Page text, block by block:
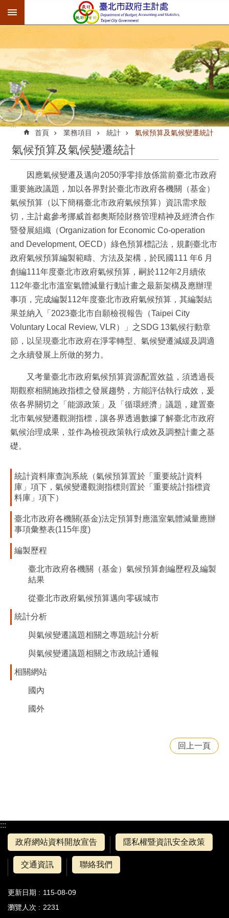
跳到主要內容區塊
:::
首頁 業務項目 統計 氣候預算及氣候變遷統計
氣候預算及氣候變遷統計
因應氣候變遷及邁向2050淨零排放係當前臺北市政府
重要施政議題，加以各界對於臺北市政府各機關（基金）
氣候預算（以下簡稱臺北市政府氣候預算）資訊需求殷
切，主計處參考挪威首都奧斯陸財務管理精神及經濟合作
暨發展組織（Organization for Economic Co-operation
and Development, OECD）綠色預算標記法，規劃臺北市
政府氣候預算編製範疇、方法及架構，於民國111 年6 月
創編111年度臺北市政府氣候預算，嗣於112年2月續依
112年臺北市溫室氣體減量行動計畫之最新架構及應辦理
事項，完成編製112年度臺北市政府氣候預算，其編製結
果並納入「2023臺北市自願檢視報告（Taipei City
Voluntary Local Review, VLR）」之SDG 13氣候行動章
節，以呈現臺北市政府在淨零轉型、氣候變遷減緩及調適
之永續發展上所做的努力。
又考量臺北市政府氣候預算資源配置效益，須透過長
期觀察相關施政指標之發展趨勢，方能評估執行成效，爰
依各界關切之「能源政策」及「循環經濟」議題，建置臺
北市氣候變遷觀測指標，讓各界透過數據了解臺北市政府
氣候治理成果，並作為檢視政策執行成效及調整計畫之基
礎。
統計資料庫查詢系統（氣候預算置於「重要統計資料
庫」項下，氣候變遷觀測指標則置於「重要統計指標資
料庫」項下）
臺北市政府各機關(基金)法定預算對應溫室氣體減量應辦
事項彙整表(115年度)
編製歷程
臺北市政府各機關（基金）氣候預算創編歷程及編製
結果
從臺北市政府氣候預算邁向零碳城市
統計分析
與氣候變遷議題相關之專題統計分析
與氣候變遷議題相關之市政統計通報
相關網站
國內
國外
回上一頁
:::
政府網站資料開放宣告
隱私權暨資訊安全政策
交通資訊 聯絡我們
更新日期
115-08-09
瀏覽人次
2231